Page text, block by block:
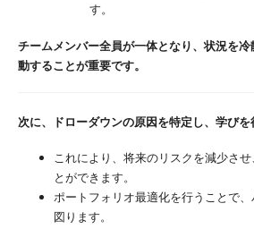
す。
チームメンバー全員が一体となり、状況を
動することが重要です。
次に、ドローダウンの原因を特定し、学びを
これにより、将来のリスクを減少さ
とができます。
ポートフォリオ最適化を行うことで
図ります。